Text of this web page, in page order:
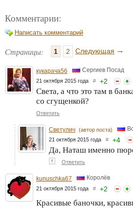
Комментарии:
Написать комментарий
Страницы: 1 2 Следующая →
кукарача56 Сергиев Посад
21 октября 2015 года # +2
Света, а что это там в
со сгущенкой?
Ответить
Светулич (автор поста)
21 октября 2015 года # +4
Да, Наташ именно
↑ Ответить
kunuschka67 Королёв
21 октября 2015 года # +2
Красивые баночки,